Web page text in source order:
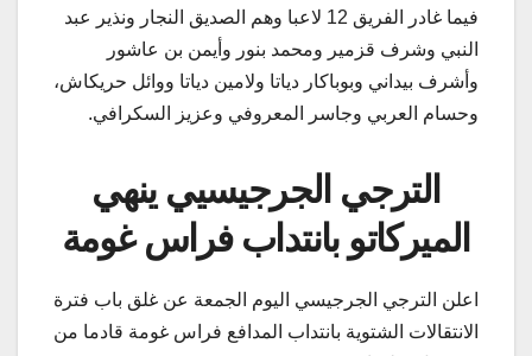
فيما غادر الفريق 12 لاعبا وهم الصديق النجار ونذير عبد
النبي وشرف قزمير ومحمد بنور وأيمن بن عاشور
وأشرف بيداني وبوباكار دياتا ولامين دياتا ووائل حريكاش،
وحسام العربي وجاسر المعروفي وعزيز السكرافي.
الترجي الجرجيسيي ينهي
الميركاتو بانتداب فراس غومة
اعلن الترجي الجرجيسي اليوم الجمعة عن غلق باب فترة
الانتقالات الشتوية بانتداب المدافع فراس غومة قادما من